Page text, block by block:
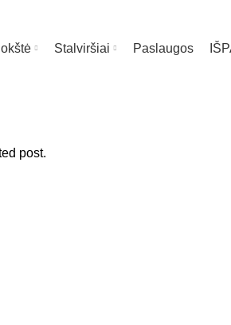
Stalviršiai Paslaugos
post.